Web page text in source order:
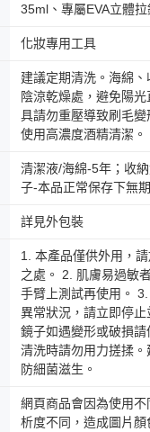
35ml、專屬EVA立體拉
化妝專用工具
建議定期清洗。海綿
陰涼乾燥處，避免陽
具請勿重壓導致刷毛變
使用高濃度酒精清潔。
清潔液/海綿-5年；收
子-本品正常保存下無
詳見外包裝
1. 本產品僅供外用，
之處。 2. 肌膚易過敏
手臂上測試再使用。
異常狀況，請立即停止
鏡子如遇變形或破損
清洗時請勿用力搓揉
防細菌滋生。
網頁商品會因為使用
析度不同，造成圖片